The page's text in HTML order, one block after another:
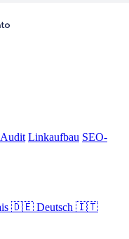
Linkaufbau SEO-
🇩🇪 Deutsch 🇮🇹